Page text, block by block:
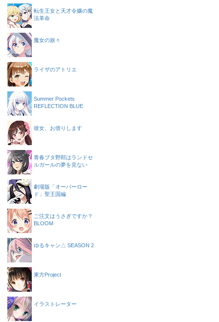
転生王女と天才令嬢の魔
法革命
魔女の旅々
ライザのアトリエ
Summer Pockets
REFLECTION BLUE
彼女、お借りします
青春ブタ野郎はランドセ
ルガールの夢を見ない
劇場版「オーバーロー
ド」聖王国編
ご注文はうさぎですか？
BLOOM
ゆるキャン△ SEASON 2
東方Project
イラストレーター